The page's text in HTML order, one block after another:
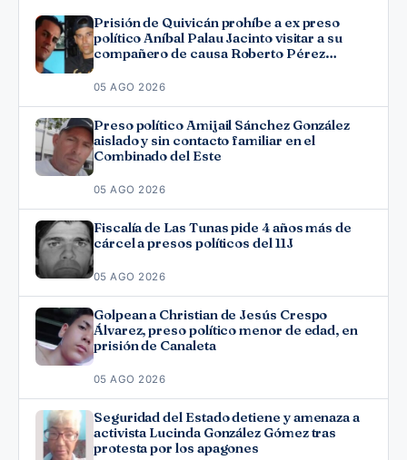
Prisión de Quivicán prohíbe a ex preso
político Aníbal Palau Jacinto visitar a su
compañero de causa Roberto Pérez
05 AGO 2026
Preso político Amijail Sánchez González
aislado y sin contacto familiar en el
Combinado del Este
05 AGO 2026
Fiscalía de Las Tunas pide 4 años más de
cárcel a presos políticos del 11J
05 AGO 2026
Golpean a Christian de Jesús Crespo
Álvarez, preso político menor de edad, en
prisión de Canaleta
05 AGO 2026
Seguridad del Estado detiene y amenaza a
activista Lucinda González Gómez tras
protesta por los apagones